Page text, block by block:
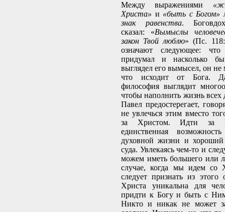
Между выражениями
Христа» и «быть с Богом»
знак равенства.
сказал: «Вымыслы
закон Твой люблю» (Пс.
означают следующее:
придумал и насколько
выглядел его вымысел, он не
что исходит от Бога.
философия выглядит
чтобы наполнить жизнь всех
Павел предостерегает,
не увлечься этим вместо
за Христом. Идти за
единственная
духовной жизни и хороший
суда. Увлекаясь чем-то и
можем иметь большего или
случае, когда мы идем со
следует признать из этого
Христа уникальна для
придти к Богу и быть с
Никто и никак не может